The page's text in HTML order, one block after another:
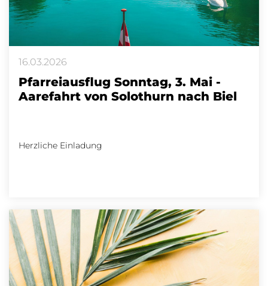
16.03.2026
Pfarreiausflug Sonntag, 3. Mai -
Aarefahrt von Solothurn nach Biel
Herzliche Einladung